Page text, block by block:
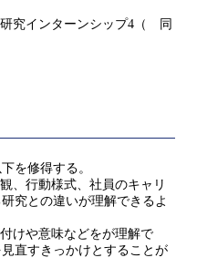
究インターンシップ4（ 同
を修得する。
、行動様式、社員のキャリ
究との違いが理解できるよ
けや意味などをが理解で
直すきっかけとすることが